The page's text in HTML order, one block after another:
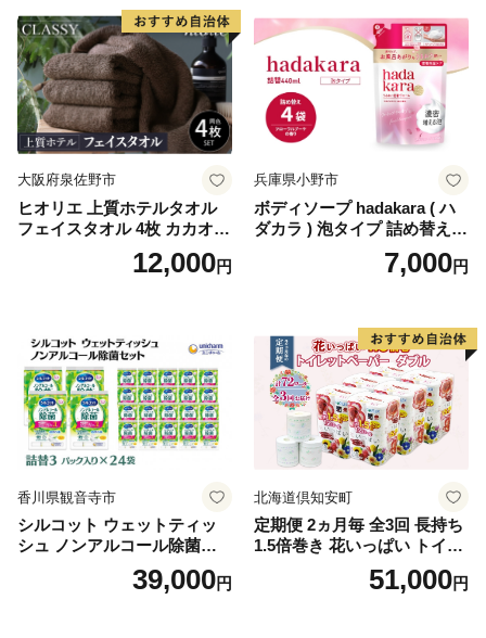
蓄 防災 エコ 消耗品 生活雑貨
生活用品 無香料 トイレット
ペーパー ダブル といれっと
ぺーぱー トイレ クレシア ト
イレットペーパー [BDBH002
-1]
大阪府泉佐野市
ヒオリエ 上質ホテルタオル
フェイスタオル 4枚 カカオ
【タオル 泉州タオル 吸水 普
段使い 無地 シンプル 日用品
12,000円
兵庫県小野市
ボディソープ hadakara ( ハ
ダカラ ) 泡タイプ 詰め替え 4
40ml×4袋 ボディーソープ 泡
ボディソープ 泡 日用品 消耗
泡石鹸 石鹸 兵庫 兵庫県 小野
7,000円
香川県観音寺市
シルコット ウェットティッ
シュ ノンアルコール除菌詰
替（43枚×3P）×24袋 日用品
おもちゃ 拭き取り 手拭き 外
39,000円
北海道倶知安町
定期便 2ヵ月毎 全3回 長持ち
1.5倍巻き 花いっぱい トイレ
ットペーパー ダブル 45ｍ 計
72ロール 全18種 花柄 プリン
51,000円